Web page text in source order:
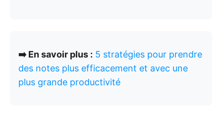
➡️ En savoir plus : 5 stratégies pour prendre
des notes plus efficacement et avec une
plus grande productivité